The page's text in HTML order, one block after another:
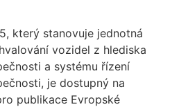
který stanovuje jednotná
vozidel z hlediska
a systému řízení
je dostupný na
publikace Evropské